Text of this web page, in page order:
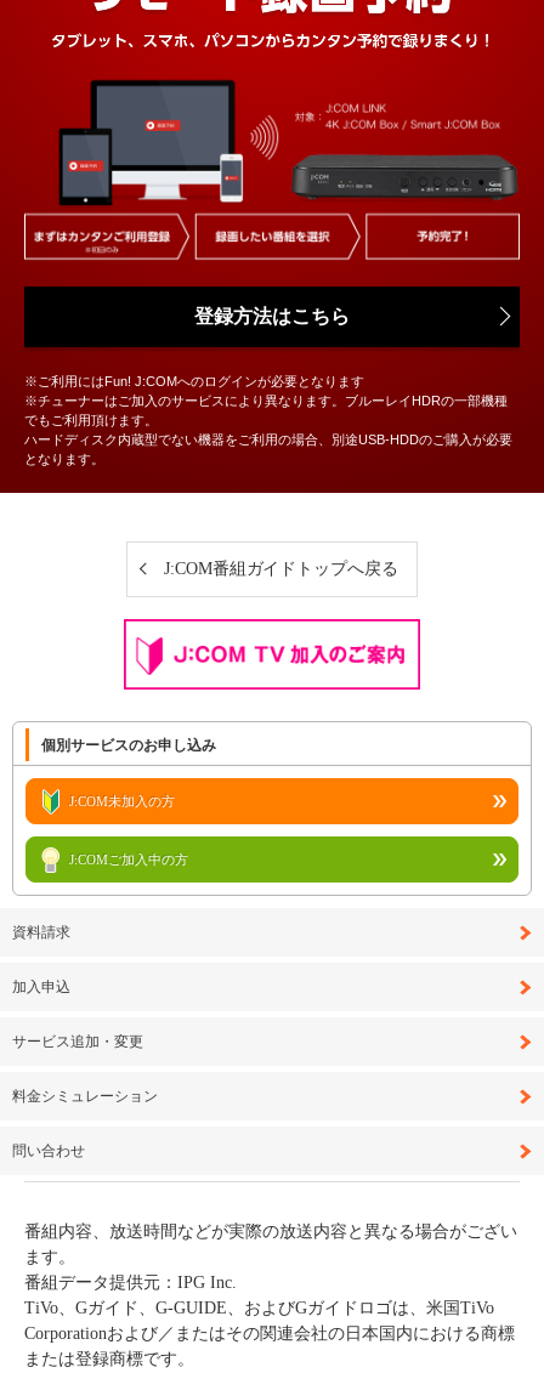
登録方法はこちら
※ご利用にはFun! J:COMへのログインが必要となります
※チューナーはご加入のサービスにより異なります。ブルーレイHDRの一部機種
でもご利用頂けます。
ハードディスク内蔵型でない機器をご利用の場合、別途USB-HDDのご購入が必要
となります。
J:COM番組ガイドトップへ戻る
個別サービスのお申し込み
J:COM未加入の方
J:COMご加入中の方
資料請求
加入申込
サービス追加・変更
料金シミュレーション
問い合わせ
番組内容、放送時間などが実際の放送内容と異なる場合がござい
ます。
番組データ提供元：IPG Inc.
TiVo、Gガイド、G-GUIDE、およびGガイドロゴは、米国TiVo
Corporationおよび／またはその関連会社の日本国内における商標
または登録商標です。